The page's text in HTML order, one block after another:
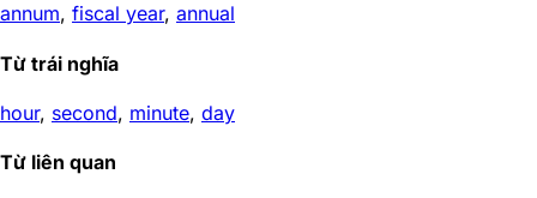
annum, fiscal year, annual
Từ trái nghĩa
hour, second, minute, day
Từ liên quan